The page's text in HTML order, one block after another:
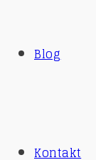
Blog
Kontakt